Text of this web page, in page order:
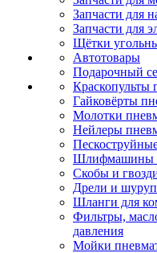
Запчасти для
Запчасти для
Щётки
Автотовары
Подарочный
Краскопульты
Гайковёрты
Молотки
Нейлеры
Шлифмашины
Скобы и
Дрели и
Шланги для
Фильтры,
давления
Мойки